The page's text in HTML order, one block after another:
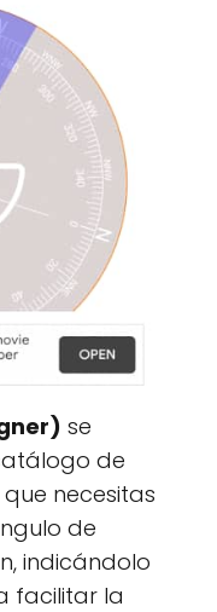
se
de
necesitas
de
indicándolo
facilitar la